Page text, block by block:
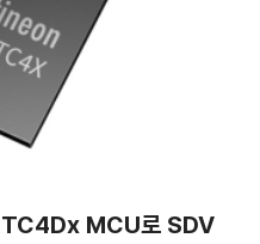
TC4Dx MCU로 SDV